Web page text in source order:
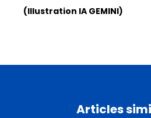
(Illustration IA GEMINI)
Articles